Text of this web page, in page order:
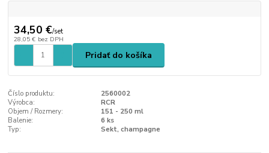
34,50 €/set
28,05 € bez DPH
Pridať do košíka
Číslo produktu:
2560002
Výrobca:
RCR
Objem / Rozmery:
151 - 250 ml
Balenie:
6 ks
Typ:
Sekt, champagne